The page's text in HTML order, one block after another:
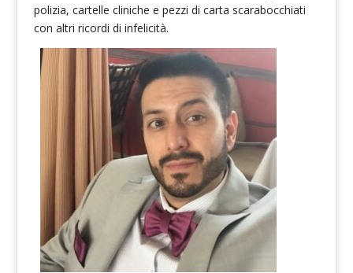
polizia, cartelle cliniche e pezzi di carta scarabocchiati
con altri ricordi di infelicità.